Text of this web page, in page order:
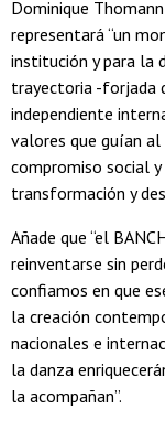
Dominique
representará “un
institución y para la
trayectoria -forjada
independiente
valores que guían
compromiso social
transformación y
Añade que “el
reinventarse sin
confiamos en que
la creación
nacionales e
la danza
la acompañan”.